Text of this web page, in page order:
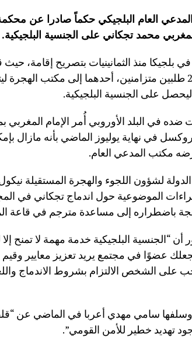
العام البلجيكي حكماً صادرا عن
محمد تجكاني على الجنسية البلجيكية.
بلجيكا منذ الثمانينيات بتصريح إقامة،
الانتهاء عام 2019 طلبين متزامنين، أحدهما إلى
على الجنسية البلجيكية.
ضده في البلد الأوروبي أُمر الإمام
في نهاية يوليوز الماضي بأنه مازال
مكتب المدعي العام.
لشؤون اللجوء والهجرة المستقيلة
الموضوعية حول اندماج تجكاني في
باضطراره إلى مساعدة مترجم في قاعة
“الجنسية البلجيكية خدمة مهمة لا تمنح
عضوًا في مجتمع يريد تعزيز معايير وقيم
على الشخص الالتزام بشروط الاندماج
سامي مهدي أعربا في الماضي عن
تهديد خطير للأمن القومي”.